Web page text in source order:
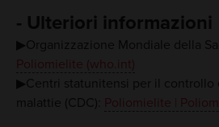
- Ulteriori informazioni
▶Organizzazione Mondiale della
Poliomielite (who.int)
▶Centri statunitensi per il controllo
malattie (CDC): Poliomielite |